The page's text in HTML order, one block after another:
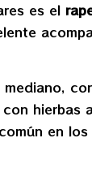
es el
hierbas
en